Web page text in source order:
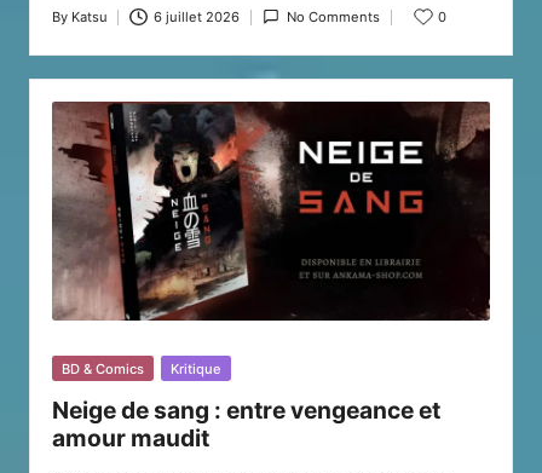
Posted
by
By Katsu 6 juillet 2026 No Comments 0
Posted
BD & Comics Kritique
Neige de sang : entre vengeance et
amour maudit